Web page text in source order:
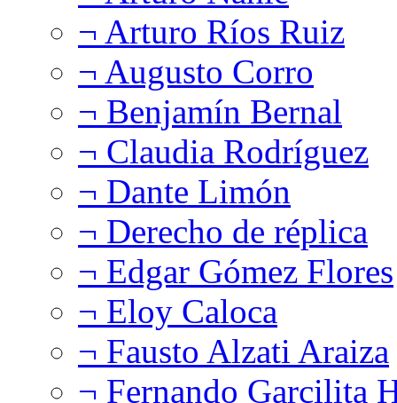
¬ Arturo Ríos Ruiz
¬ Augusto Corro
¬ Benjamín Bernal
¬ Claudia Rodríguez
¬ Dante Limón
¬ Derecho de réplica
¬ Edgar Gómez Flores
¬ Eloy Caloca
¬ Fausto Alzati Araiza
¬ Fernando Garcilita